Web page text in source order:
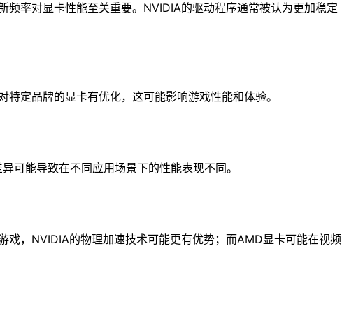
频率对显卡性能至关重要。NVIDIA的驱动程序通常被认为更加稳定
特定品牌的显卡有优化，这可能影响游戏性能和体验。
可能导致在不同应用场景下的性能表现不同。
戏，NVIDIA的物理加速技术可能更有优势；而AMD显卡可能在视频